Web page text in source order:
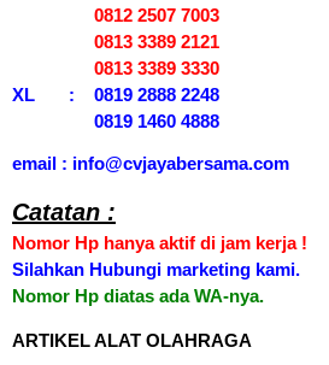
0812 2507 7003
0813 3389 2121
0813 3389 3330
XL : 0819 2888 2248
0819 1460 4888
email : info@cvjayabersama.com
Catatan :
Nomor Hp hanya aktif di jam kerja !
Silahkan Hubungi marketing kami.
Nomor Hp diatas ada WA-nya.
ARTIKEL ALAT OLAHRAGA